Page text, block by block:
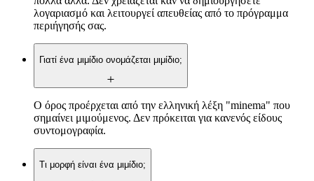
λογαριασμό και λειτουργεί απευθείας από το πρόγραμμα
περιήγησής σας.
Γιατί ένα μιμίδιο ονομάζεται μιμίδιο;
Ο όρος προέρχεται από την ελληνική λέξη "minema" που
σημαίνει μιμούμενος. Δεν πρόκειται για κανενός είδους
συντομογραφία.
Τι μορφή είναι ένα μιμίδιο;